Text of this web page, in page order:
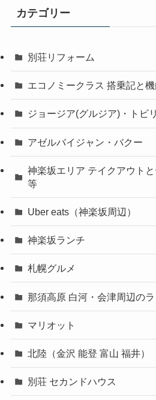
カテゴリー
別荘リフォーム
エコノミークラス 搭乗記と
ジョージア(グルジア)・トビ
アゼルバイジャン・バクー
神楽坂エリア テイクアウト
等
Uber eats（神楽坂周辺）
神楽坂ランチ
札幌グルメ
那須高原 白河・会津周辺の
マリオット
北陸（金沢 能登 富山 福井）
別荘 セカンドハウス